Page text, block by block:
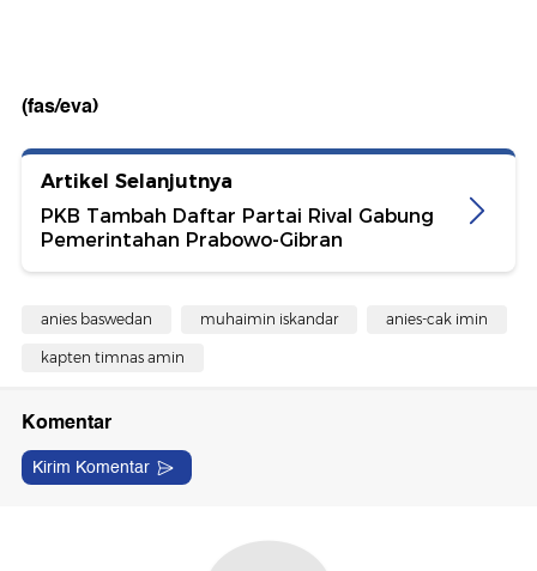
(fas/eva)
Artikel Selanjutnya
PKB Tambah Daftar Partai Rival Gabung
Pemerintahan Prabowo-Gibran
anies baswedan muhaimin iskandar anies-cak imin
kapten timnas amin